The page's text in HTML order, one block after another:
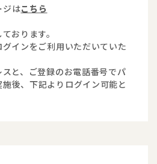
ジはこちら
おります。
インをご利用いただいていた
と、ご登録のお電話番号でパ
後、下記よりログイン可能と